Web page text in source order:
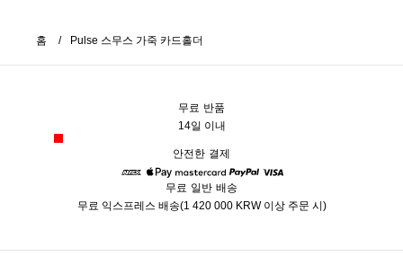
홈 Pulse 스무스 가죽 카드홀더
무료 반품
14일 이내
안전한 결제
American Express
Apple PayMastercard
무료 일반 배송
무료 익스프레스 배송(1 420 000 KRW 이상 주문 시)